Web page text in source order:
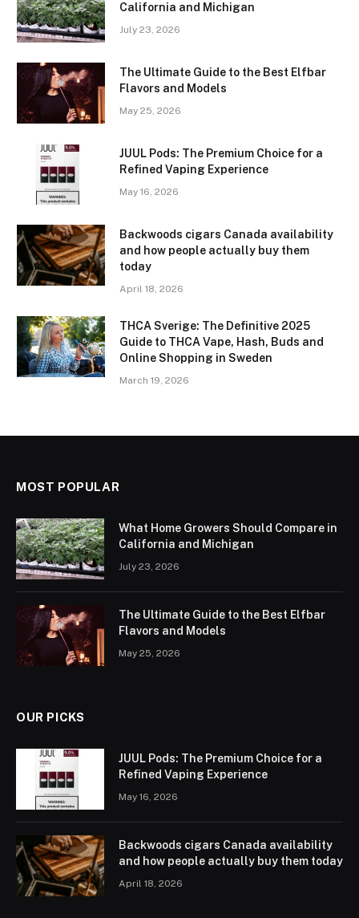
California and Michigan
July 23, 2026
The Ultimate Guide to the Best Elfbar
Flavors and Models
May 25, 2026
JUUL Pods: The Premium Choice for a
Refined Vaping Experience
May 16, 2026
Backwoods cigars Canada availability
and how people actually buy them
today
April 18, 2026
THCA Sverige: The Definitive 2025
Guide to THCA Vape, Hash, Buds and
Online Shopping in Sweden
March 19, 2026
MOST POPULAR
What Home Growers Should Compare in
California and Michigan
July 23, 2026
The Ultimate Guide to the Best Elfbar
Flavors and Models
May 25, 2026
OUR PICKS
JUUL Pods: The Premium Choice for a
Refined Vaping Experience
May 16, 2026
Backwoods cigars Canada availability
and how people actually buy them today
April 18, 2026